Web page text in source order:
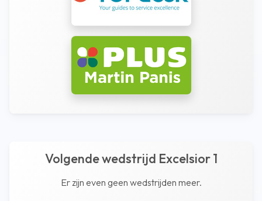
Volgende wedstrijd Excelsior 1
Er zijn even geen wedstrijden meer.